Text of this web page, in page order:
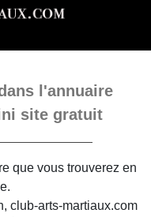
l'annuaire
site gratuit
que vous trouverez en
club-arts-martiaux.com